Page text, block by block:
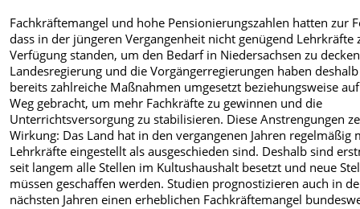
Fachkräftemangel und hohe Pensionierungszahlen hatten zur
dass in der jüngeren Vergangenheit nicht genügend Lehrkräfte
Verfügung standen, um den Bedarf in Niedersachsen zu
Landesregierung und die Vorgängerregierungen haben deshalb
bereits zahlreiche Maßnahmen umgesetzt beziehungsweise
Weg gebracht, um mehr Fachkräfte zu gewinnen und die
Unterrichtsversorgung zu stabilisieren. Diese Anstrengungen
Wirkung: Das Land hat in den vergangenen Jahren regelmäßig
Lehrkräfte eingestellt als ausgeschieden sind. Deshalb sind
seit langem alle Stellen im Kultushaushalt besetzt und neue
müssen geschaffen werden. Studien prognostizieren auch in
nächsten Jahren einen erheblichen Fachkräftemangel